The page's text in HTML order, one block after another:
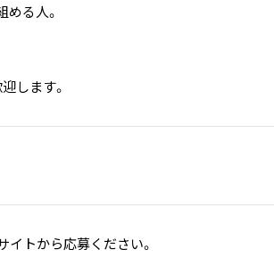
る人。
します。
イトから応募ください。